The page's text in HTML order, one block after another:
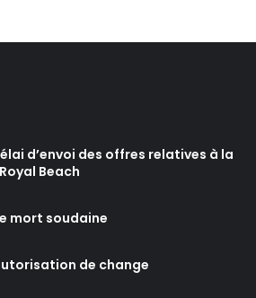
d’envoi des offres relatives à la
Beach
mort soudaine
de change